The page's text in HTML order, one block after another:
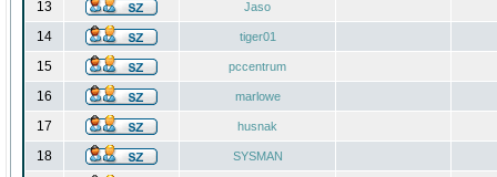
13 Jaso
14 tiger01
15 pccentrum
16 marlowe
17 husnak
18 SYSMAN